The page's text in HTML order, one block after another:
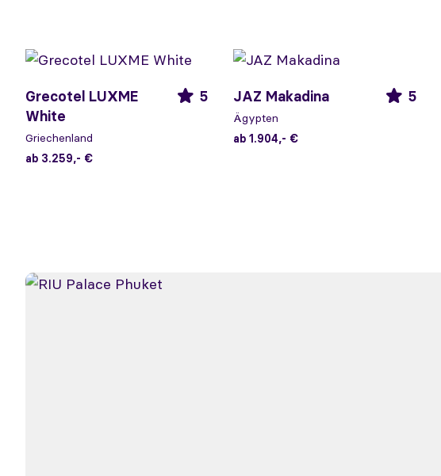
Grecotel LUXME
White
5
Griechenland
ab 3.259,- €
JAZ Makadina 5
Ägypten
ab 1.904,- €